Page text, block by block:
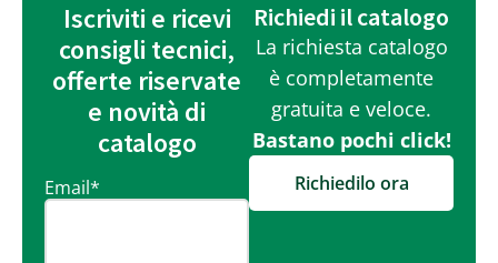
Iscriviti e ricevi
consigli tecnici,
offerte riservate
e novità di
catalogo
Email*
Richiedi il catalogo
La richiesta catalogo
è completamente
gratuita e veloce.
Bastano pochi click!
Richiedilo ora